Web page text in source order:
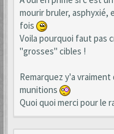
mourir bruler, asphyxié,
fois
Voila pourquoi faut pas
"grosses" cibles !
Remarquez y'a
munitions
Quoi quoi merci pour le